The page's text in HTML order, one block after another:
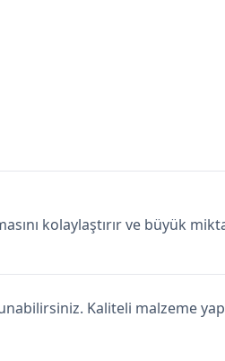
kolaylaştırır ve büyük
Kaliteli malzeme